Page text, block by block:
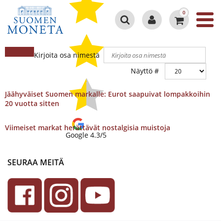
Google 4.3/5
0
Kirjoita osa nimestä
Näyttö #
Jäähyväiset Suomen markalle: Eurot saapuivat lompakkoihin
20 vuotta sitten
Viimeiset markat herättävät nostalgisia muistoja
SEURAA MEITÄ